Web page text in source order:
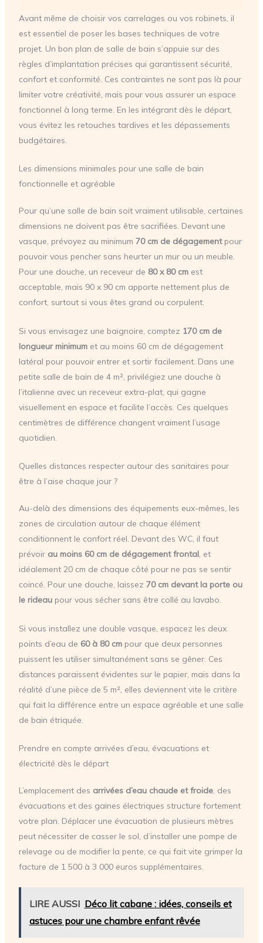
Avant même de choisir vos carrelages ou vos robinets, il
est essentiel de poser les bases techniques de votre
projet. Un bon plan de salle de bain s’appuie sur des
règles d’implantation précises qui garantissent sécurité,
confort et conformité. Ces contraintes ne sont pas là pour
limiter votre créativité, mais pour vous assurer un espace
fonctionnel à long terme. En les intégrant dès le départ,
vous évitez les retouches tardives et les dépassements
budgétaires.
Les dimensions minimales pour une salle de bain
fonctionnelle et agréable
Pour qu’une salle de bain soit vraiment utilisable, certaines
dimensions ne doivent pas être sacrifiées. Devant une
vasque, prévoyez au minimum 70 cm de dégagementpour
pouvoir vous pencher sans heurter un mur ou un meuble.
Pour une douche, un receveur de 80 x 80 cmest
acceptable, mais 90 x 90 cm apporte nettement plus de
confort, surtout si vous êtes grand ou corpulent.
Si vous envisagez une baignoire, comptez 170 cm de
longueur minimumet au moins 60 cm de dégagement
latéral pour pouvoir entrer et sortir facilement. Dans une
petite salle de bain de 4 m², privilégiez une douche à
l’italienne avec un receveur extra-plat, qui gagne
visuellement en espace et facilite l’accès. Ces quelques
centimètres de différence changent vraiment l’usage
quotidien.
Quelles distances respecter autour des sanitaires pour
être à l’aise chaque jour ?
Au-delà des dimensions des équipements eux-mêmes, les
zones de circulation autour de chaque élément
conditionnent le confort réel. Devant des WC, il faut
prévoir au moins 60 cm de dégagement frontal, et
idéalement 20 cm de chaque côté pour ne pas se sentir
coincé. Pour une douche, laissez 70 cm devant la porte ou
le rideaupour vous sécher sans être collé au lavabo.
Si vous installez une double vasque, espacez les deux
points d’eau de 60 à 80 cmpour que deux personnes
puissent les utiliser simultanément sans se gêner. Ces
distances paraissent évidentes sur le papier, mais dans la
réalité d’une pièce de 5 m², elles deviennent vite le critère
qui fait la différence entre un espace agréable et une salle
de bain étriquée.
Prendre en compte arrivées d’eau, évacuations et
électricité dès le départ
L’emplacement des arrivées d’eau chaude et froide, des
évacuations et des gaines électriques structure fortement
votre plan. Déplacer une évacuation de plusieurs mètres
peut nécessiter de casser le sol, d’installer une pompe de
relevage ou de modifier la pente, ce qui fait vite grimper la
facture de 1 500 à 3 000 euros supplémentaires.
LIRE AUSSI Déco lit cabane : idées, conseils et
astuces pour une chambre enfant rêvée